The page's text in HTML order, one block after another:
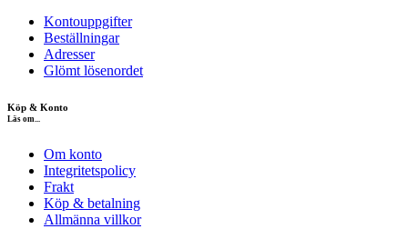
Kontouppgifter
Beställningar
Adresser
Glömt lösenordet
Köp & Konto
Läs om...
Om konto
Integritetspolicy
Frakt
Köp & betalning
Allmänna villkor